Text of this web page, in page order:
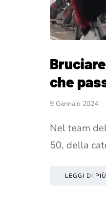
che
9 Gennaio 2024
Nel team
50, della
LEGGI DI PIÙ